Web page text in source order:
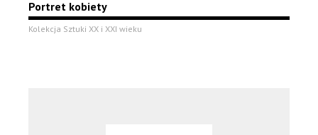
Portret kobiety
Kolekcja Sztuki XX i XXI wieku